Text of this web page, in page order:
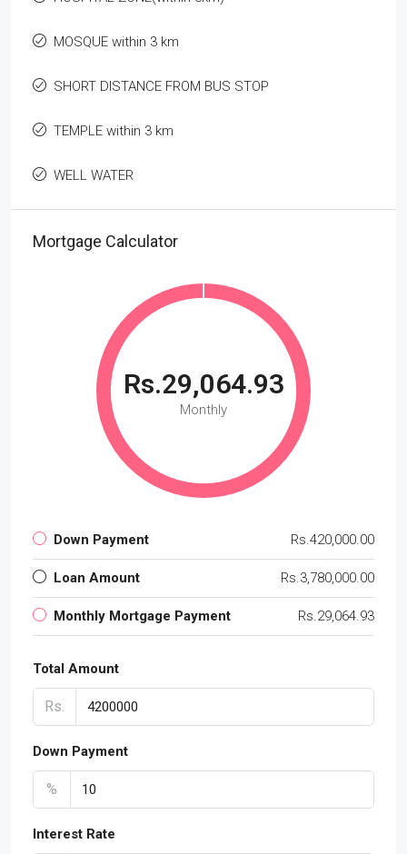
MOSQUE within 3 km
SHORT DISTANCE FROM BUS STOP
TEMPLE within 3 km
WELL WATER
Mortgage Calculator
Rs.29,064.93
Monthly
Down Payment Rs.420,000.00
Loan Amount Rs.3,780,000.00
Monthly Mortgage Payment Rs.29,064.93
Total Amount
Rs.
Down Payment
%
Interest Rate